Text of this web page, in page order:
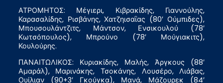
ΑΤΡΟΜΗΤΟΣ: Μέγιερι, Κιβρακίδης, Γιαννούλης,
Καρασαλίδης, Ρισβάνης, Χατζηισαΐας (80′ Ούμπιδες),
Μπουσουλάντζιτς, Μάντσον, Ενσικουλού (78′
Κωτσόπουλος), Μπρούνο (78′ Μούγιακιτς),
Κουλούρης.
ΠΑΝΑΙΤΩΛΙΚΟΣ: Κυριακίδης, Μαλής, Άργκους (88′
Αμαράλ), Μαρινάκης, Τσοκάνης, Λουσέρο, Λιάβας,
Ουίλιαν (90+3′ Γκούγκα), Μανά, Μάζουρεκ (84′